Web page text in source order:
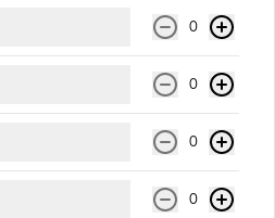
Salmón, palta y queso crema.
0
0
0
0